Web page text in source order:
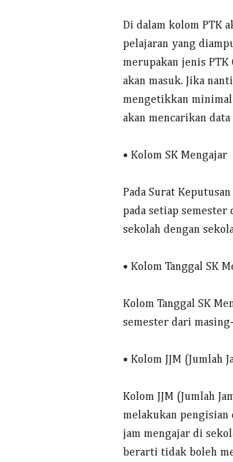
Di dalam kolom PTK
pelajaran yang
merupakan jenis PTK
akan masuk. Jika
mengetikkan minimal
akan mencarikan
• Kolom SK Mengajar
Pada Surat
pada setiap
sekolah dengan
• Kolom Tanggal SK
Kolom Tanggal SK
semester dari
• Kolom JJM (Jumlah
Kolom JJM (Jumlah
melakukan pengisian
jam mengajar di
berarti tidak boleh